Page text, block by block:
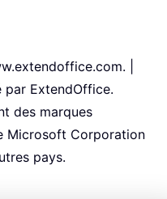
|
par ExtendOffice.
des marques
Microsoft Corporation
pays.